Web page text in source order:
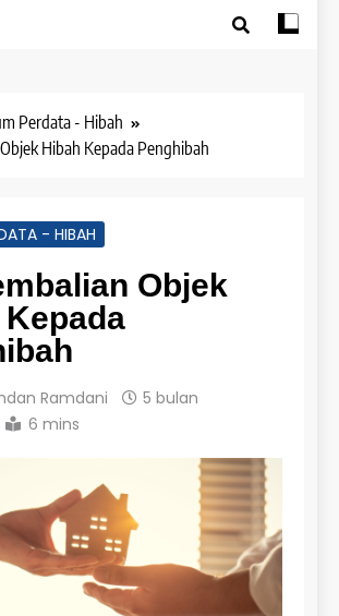
Perdata - Hibah
Hibah Kepada Penghibah
- HIBAH
Objek
Ramdani
5 bulan
6 mins